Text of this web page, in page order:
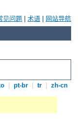
见问题 术语 网站导航
pt-br tr zh-cn